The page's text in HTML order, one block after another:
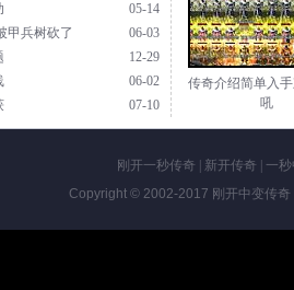
05-14
06-03
甲兵树砍了
12-29
06-02
07-10
传奇介绍简单入
吼
刚开一秒传奇 新开传奇
一
Copyright © 2002-2017 刚开中变传奇